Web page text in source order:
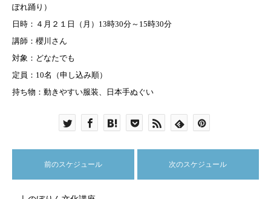
ぽれ踊り）
日時：４ 月２１日（月） 13時30分～ 15時30分
講師：櫻川さん
対象：どなたでも
定員： 10名（申し込み順）
持ち物：動きやすい服装、日本手ぬぐい
前のスケジュール 次のスケジュール